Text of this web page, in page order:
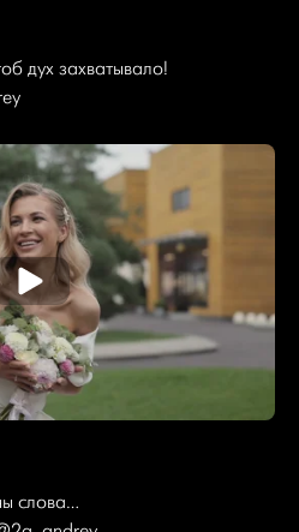
дух захватывало!
слова…